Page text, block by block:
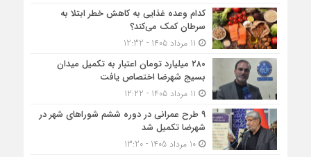
کدام وعده غذایی به کاهش خطر ابتلا به
سرطان کمک می‌کند؟
۲۸۰ میلیارد تومان اعتبار به تکمیل میدان
بسیج شهرضا اختصاص یافت
۹ طرح عمرانی در دوره ششم شوراهای شهر در
شهرضا تکمیل شد
10 مرداد 1405 - 13:20